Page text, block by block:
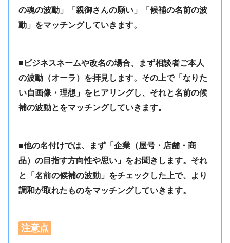
の魂の波動」「親御さんの願い」「候補の名前の波
動」をマッチングしていきます。
■ビジネスネームや改名の場合、まず相談者ご本人
の波動（オーラ）を拝見します。その上で「なりた
い自画像・理想」をヒアリングし、それと名前の候
補の波動とをマッチングしていきます。
■他の名付けでは、まず「企業（屋号・店舗・商
品）の目指す方向性や思い」をお聞きします。それ
と「名前の候補の波動」をチェックした上で、より
調和が取れたものをマッチングしていきます。
注意点